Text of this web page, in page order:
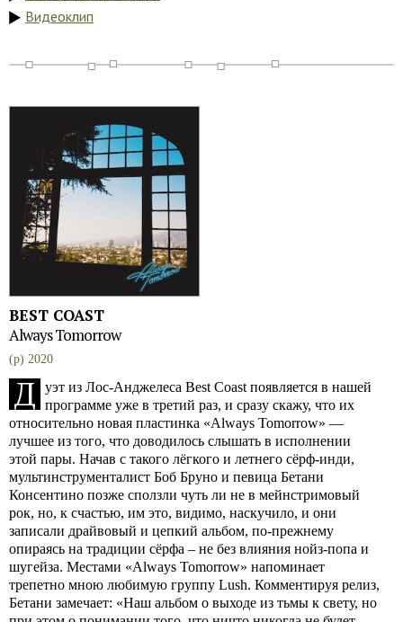
Видеоклип
BEST COAST
Always Tomorrow
(p) 2020
Д
уэт из Лос-Анджелеса Best Coast появляется в нашей
программе уже в третий раз, и сразу скажу, что их
относительно новая пластинка «Always Tomorrow» —
лучшее из того, что доводилось слышать в исполнении
этой пары. Начав с такого лёгкого и летнего сёрф-инди,
мультинструменталист Боб Бруно и певица Бетани
Консентино позже сползли чуть ли не в мейнстримовый
рок, но, к счастью, им это, видимо, наскучило, и они
записали драйвовый и цепкий альбом, по-прежнему
опираясь на традиции сёрфа – не без влияния нойз-попа и
шугейза. Местами «Always Tomorrow» напоминает
трепетно мною любимую группу Lush. Комментируя релиз,
Бетани замечает: «Наш альбом о выходе из тьмы к свету, но